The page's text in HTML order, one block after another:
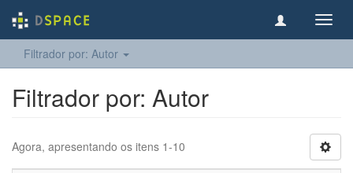
Filtrador por: Autor
Filtrador por: Autor
Agora, apresentando os itens 1-10